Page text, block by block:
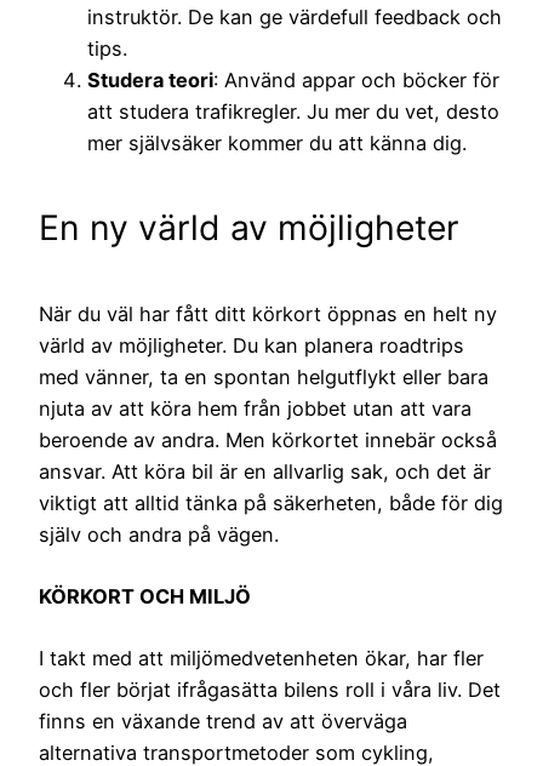
instruktör. De kan ge värdefull feedback och
tips.
Studera teori: Använd appar och böcker för
att studera trafikregler. Ju mer du vet, desto
mer självsäker kommer du att känna dig.
En ny värld av möjligheter
När du väl har fått ditt körkort öppnas en helt ny
värld av möjligheter. Du kan planera roadtrips
med vänner, ta en spontan helgutflykt eller bara
njuta av att köra hem från jobbet utan att vara
beroende av andra. Men körkortet innebär också
ansvar. Att köra bil är en allvarlig sak, och det är
viktigt att alltid tänka på säkerheten, både för dig
själv och andra på vägen.
KÖRKORT OCH MILJÖ
I takt med att miljömedvetenheten ökar, har fler
och fler börjat ifrågasätta bilens roll i våra liv. Det
finns en växande trend av att överväga
alternativa transportmetoder som cykling,